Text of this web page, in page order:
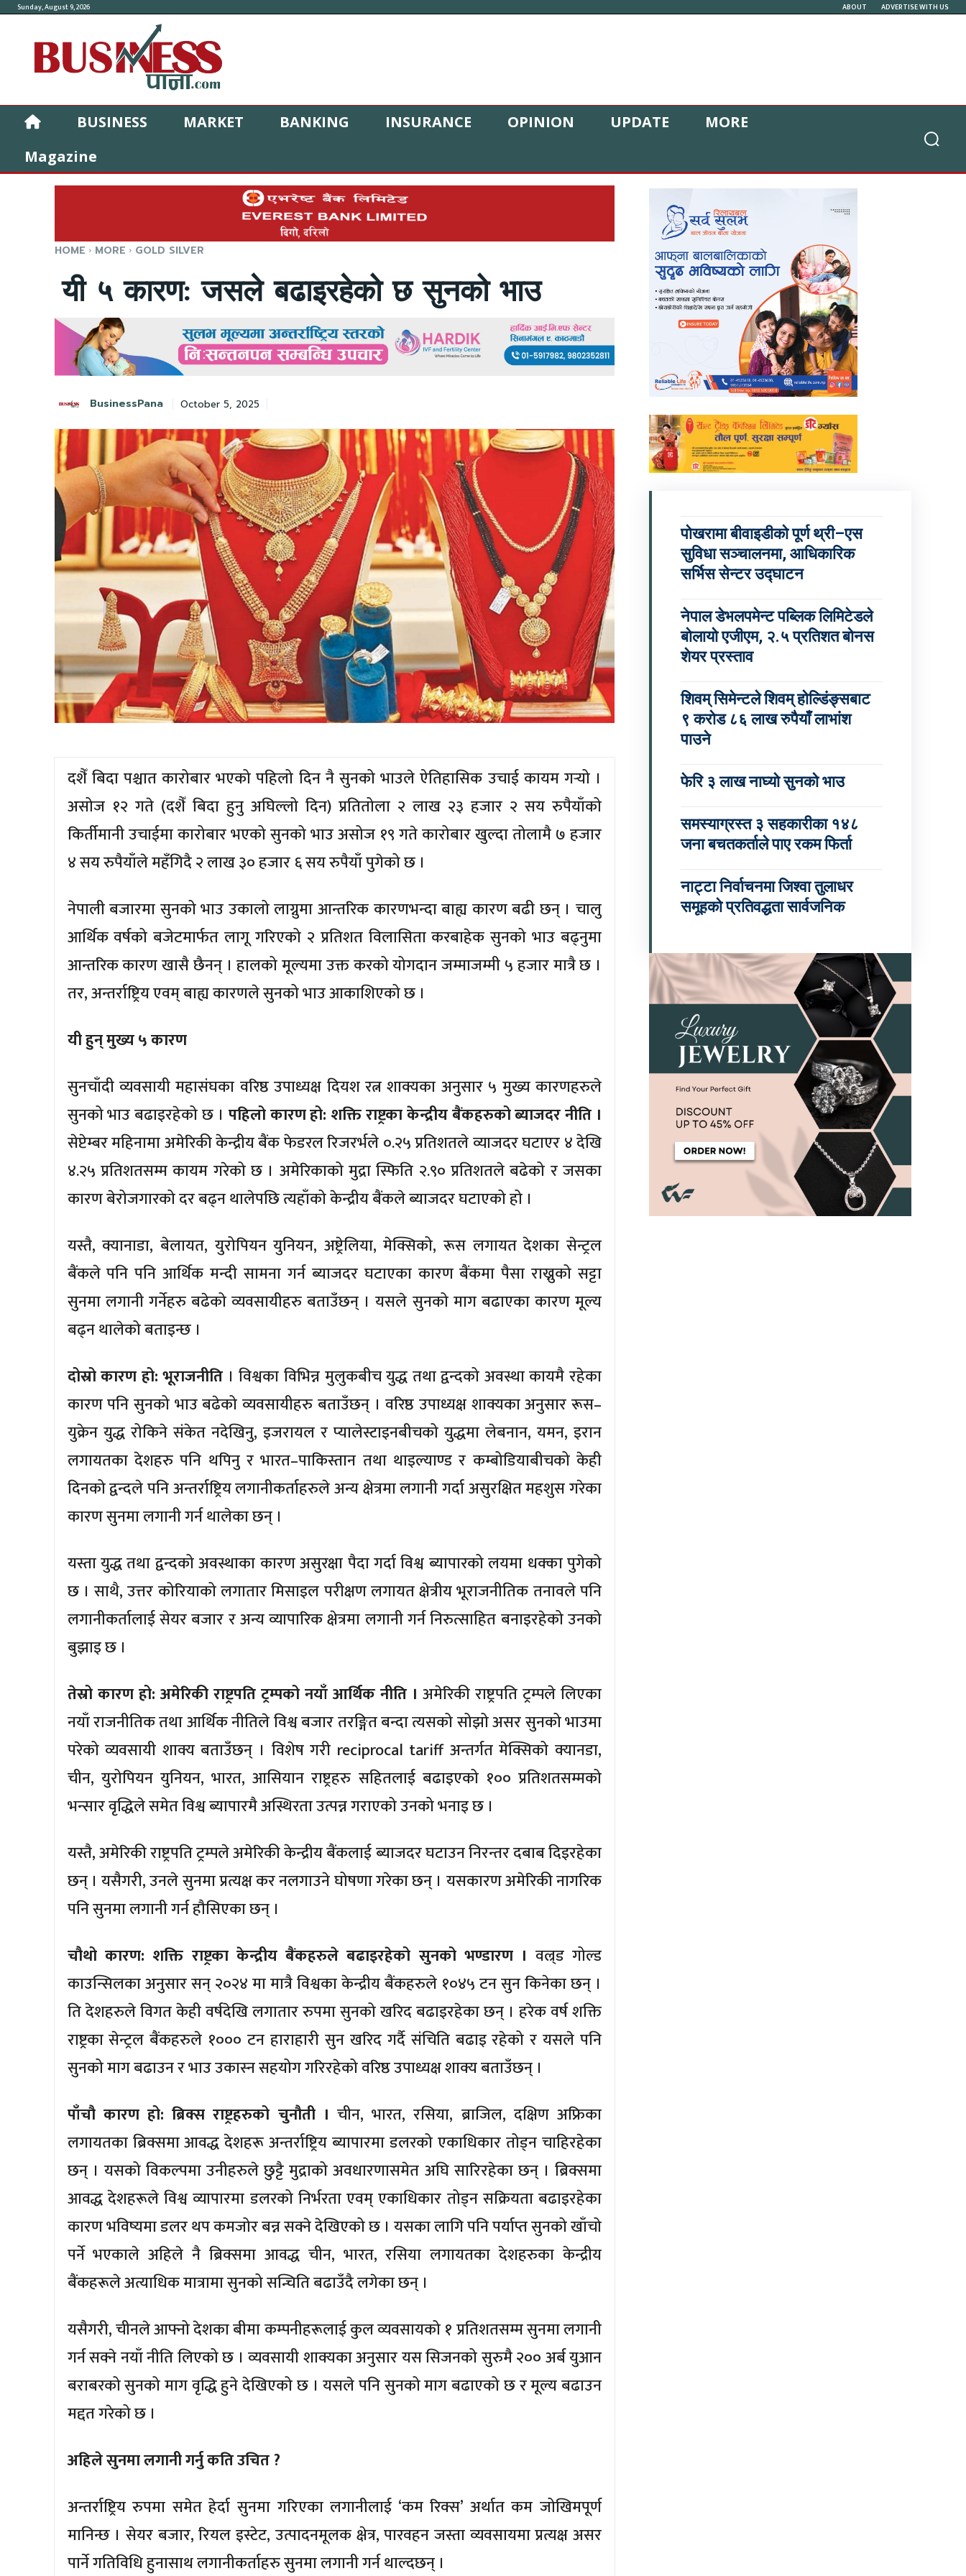
Sunday, August 9, 2026 ABOUT ADVERTISE WITH US
BUSINESS MARKET BANKING INSURANCE OPINION UPDATE
MORE
Magazine
HOME MORE GOLD SILVER
यी ५ कारण: जसले बढाइरहेको छ सुनको भाउ
BusinessPana October 5, 2025
दशैँ बिदा पश्चात कारोबार भएको पहिलो दिन नै सुनको भाउले ऐतिहासिक उचाई कायम गर्‍यो ।
असोज १२ गते (दशैँ बिदा हुनु अघिल्लो दिन) प्रतितोला २ लाख २३ हजार २ सय रुपैयाँको
किर्तीमानी उचाईमा कारोबार भएको सुनको भाउ असोज १९ गते कारोबार खुल्दा तोलामै ७ हजार
४ सय रुपैयाँले महँगिदै २ लाख ३० हजार ६ सय रुपैयाँ पुगेको छ ।
नेपाली बजारमा सुनको भाउ उकालो लाग्नुमा आन्तरिक कारणभन्दा बाह्य कारण बढी छन् । चालु
आर्थिक वर्षको बजेटमार्फत लागू गरिएको २ प्रतिशत विलासिता करबाहेक सुनको भाउ बढ्नुमा
आन्तरिक कारण खासै छैनन् । हालको मूल्यमा उक्त करको योगदान जम्माजम्मी ५ हजार मात्रै छ ।
तर, अन्तर्राष्ट्रिय एवम् बाह्य कारणले सुनको भाउ आकाशिएको छ ।
यी हुन् मुख्य ५ कारण
सुनचाँदी व्यवसायी महासंघका वरिष्ठ उपाध्यक्ष दियश रत्न शाक्यका अनुसार ५ मुख्य कारणहरुले
सुनको भाउ बढाइरहेको छ । पहिलो कारण हो: शक्ति राष्ट्रका केन्द्रीय बैंकहरुको ब्याजदर नीति ।
सेप्टेम्बर महिनामा अमेरिकी केन्द्रीय बैंक फेडरल रिजरर्भले ०.२५ प्रतिशतले व्याजदर घटाएर ४ देखि
४.२५ प्रतिशतसम्म कायम गरेको छ । अमेरिकाको मुद्रा स्फिति २.९० प्रतिशतले बढेको र जसका
कारण बेरोजगारको दर बढ्न थालेपछि त्यहाँको केन्द्रीय बैंकले ब्याजदर घटाएको हो ।
यस्तै, क्यानाडा, बेलायत, युरोपियन युनियन, अष्ट्रेलिया, मेक्सिको, रूस लगायत देशका सेन्ट्रल
बैंकले पनि पनि आर्थिक मन्दी सामना गर्न ब्याजदर घटाएका कारण बैंकमा पैसा राख्नुको सट्टा
सुनमा लगानी गर्नेहरु बढेको व्यवसायीहरु बताउँछन् । यसले सुनको माग बढाएका कारण मूल्य
बढ्न थालेको बताइन्छ ।
दोस्रो कारण हो: भूराजनीति । विश्वका विभिन्न मुलुकबीच युद्ध तथा द्वन्दको अवस्था कायमै रहेका
कारण पनि सुनको भाउ बढेको व्यवसायीहरु बताउँछन् । वरिष्ठ उपाध्यक्ष शाक्यका अनुसार रूस–
युक्रेन युद्ध रोकिने संकेत नदेखिनु, इजरायल र प्यालेस्टाइनबीचको युद्धमा लेबनान, यमन, इरान
लगायतका देशहरु पनि थपिनु र भारत–पाकिस्तान तथा थाइल्याण्ड र कम्बोडियाबीचको केही
दिनको द्वन्दले पनि अन्तर्राष्ट्रिय लगानीकर्ताहरुले अन्य क्षेत्रमा लगानी गर्दा असुरक्षित महशुस गरेका
कारण सुनमा लगानी गर्न थालेका छन् ।
यस्ता युद्ध तथा द्वन्दको अवस्थाका कारण असुरक्षा पैदा गर्दा विश्व ब्यापारको लयमा धक्का पुगेको
छ । साथै, उत्तर कोरियाको लगातार मिसाइल परीक्षण लगायत क्षेत्रीय भूराजनीतिक तनावले पनि
लगानीकर्तालाई सेयर बजार र अन्य व्यापारिक क्षेत्रमा लगानी गर्न निरुत्साहित बनाइरहेको उनको
बुझाइ छ ।
तेस्रो कारण हो: अमेरिकी राष्ट्रपति ट्रम्पको नयाँ आर्थिक नीति । अमेरिकी राष्ट्रपति ट्रम्पले लिएका
नयाँ राजनीतिक तथा आर्थिक नीतिले विश्व बजार तरङ्गित बन्दा त्यसको सोझो असर सुनको भाउमा
परेको व्यवसायी शाक्य बताउँछन् । विशेष गरी reciprocal tariff अन्तर्गत मेक्सिको क्यानडा,
चीन, युरोपियन युनियन, भारत, आसियान राष्ट्रहरु सहितलाई बढाइएको १०० प्रतिशतसम्मको
भन्सार वृद्धिले समेत विश्व ब्यापारमै अस्थिरता उत्पन्न गराएको उनको भनाइ छ ।
यस्तै, अमेरिकी राष्ट्रपति ट्रम्पले अमेरिकी केन्द्रीय बैंकलाई ब्याजदर घटाउन निरन्तर दबाब दिइरहेका
छन् । यसैगरी, उनले सुनमा प्रत्यक्ष कर नलगाउने घोषणा गरेका छन् । यसकारण अमेरिकी नागरिक
पनि सुनमा लगानी गर्न हौसिएका छन् ।
चौथो कारण: शक्ति राष्ट्रका केन्द्रीय बैंकहरुले बढाइरहेको सुनको भण्डारण । वल्र्ड गोल्ड
काउन्सिलका अनुसार सन् २०२४ मा मात्रै विश्वका केन्द्रीय बैंकहरुले १०४५ टन सुन किनेका छन् ।
ति देशहरुले विगत केही वर्षदेखि लगातार रुपमा सुनको खरिद बढाइरहेका छन् । हरेक वर्ष शक्ति
राष्ट्रका सेन्ट्रल बैंकहरुले १००० टन हाराहारी सुन खरिद गर्दै संचिति बढाइ रहेको र यसले पनि
सुनको माग बढाउन र भाउ उकास्न सहयोग गरिरहेको वरिष्ठ उपाध्यक्ष शाक्य बताउँछन् ।
पाँचौ कारण हो: ब्रिक्स राष्ट्रहरुको चुनौती । चीन, भारत, रसिया, ब्राजिल, दक्षिण अफ्रिका
लगायतका ब्रिक्समा आवद्ध देशहरू अन्तर्राष्ट्रिय ब्यापारमा डलरको एकाधिकार तोड्न चाहिरहेका
छन् । यसको विकल्पमा उनीहरुले छुट्टै मुद्राको अवधारणासमेत अघि सारिरहेका छन् । ब्रिक्समा
आवद्ध देशहरूले विश्व व्यापारमा डलरको निर्भरता एवम् एकाधिकार तोड्न सक्रियता बढाइरहेका
कारण भविष्यमा डलर थप कमजोर बन्न सक्ने देखिएको छ । यसका लागि पनि पर्याप्त सुनको खाँचो
पर्ने भएकाले अहिले नै ब्रिक्समा आवद्ध चीन, भारत, रसिया लगायतका देशहरुका केन्द्रीय
बैंकहरूले अत्याधिक मात्रामा सुनको सन्चिति बढाउँदै लगेका छन् ।
यसैगरी, चीनले आफ्नो देशका बीमा कम्पनीहरूलाई कुल व्यवसायको १ प्रतिशतसम्म सुनमा लगानी
गर्न सक्ने नयाँ नीति लिएको छ । व्यवसायी शाक्यका अनुसार यस सिजनको सुरुमै २०० अर्ब युआन
बराबरको सुनको माग वृद्धि हुने देखिएको छ । यसले पनि सुनको माग बढाएको छ र मूल्य बढाउन
मद्दत गरेको छ ।
अहिले सुनमा लगानी गर्नु कति उचित ?
अन्तर्राष्ट्रिय रुपमा समेत हेर्दा सुनमा गरिएका लगानीलाई ‘कम रिक्स’ अर्थात कम जोखिमपूर्ण
मानिन्छ । सेयर बजार, रियल इस्टेट, उत्पादनमूलक क्षेत्र, पारवहन जस्ता व्यवसायमा प्रत्यक्ष असर
पार्ने गतिविधि हुनासाथ लगानीकर्ताहरु सुनमा लगानी गर्न थाल्दछन् ।
पोखरामा बीवाइडीको पूर्ण थ्री–एस
सुविधा सञ्चालनमा, आधिकारिक
सर्भिस सेन्टर उद्घाटन
नेपाल डेभलपमेन्ट पब्लिक लिमिटेडले
बोलायो एजीएम, २.५ प्रतिशत बोनस
शेयर प्रस्ताव
शिवम् सिमेन्टले शिवम् होल्डिंङ्सबाट
९ करोड ८६ लाख रुपैयाँ लाभांश
पाउने
फेरि ३ लाख नाघ्यो सुनको भाउ
समस्याग्रस्त ३ सहकारीका १४८
जना बचतकर्ताले पाए रकम फिर्ता
नाट्टा निर्वाचनमा जिश्वा तुलाधर
समूहको प्रतिवद्धता सार्वजनिक